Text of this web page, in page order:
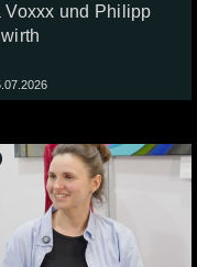
Voxxx und Philipp